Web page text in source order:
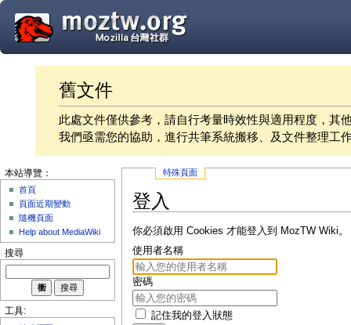
舊文件
此處文件僅供參考，請自行考量時效性與適用程度，其
我們亟需您的協助，進行共筆系統搬移、及文件整理工
特殊頁面
登入
你必須啟用 Cookies 才能登入到 MozTW Wiki。
使用者名稱
密碼
記住我的登入狀態
本站導覽：
首頁
頁面近期變動
隨機頁面
Help about MediaWiki
搜尋
工具: